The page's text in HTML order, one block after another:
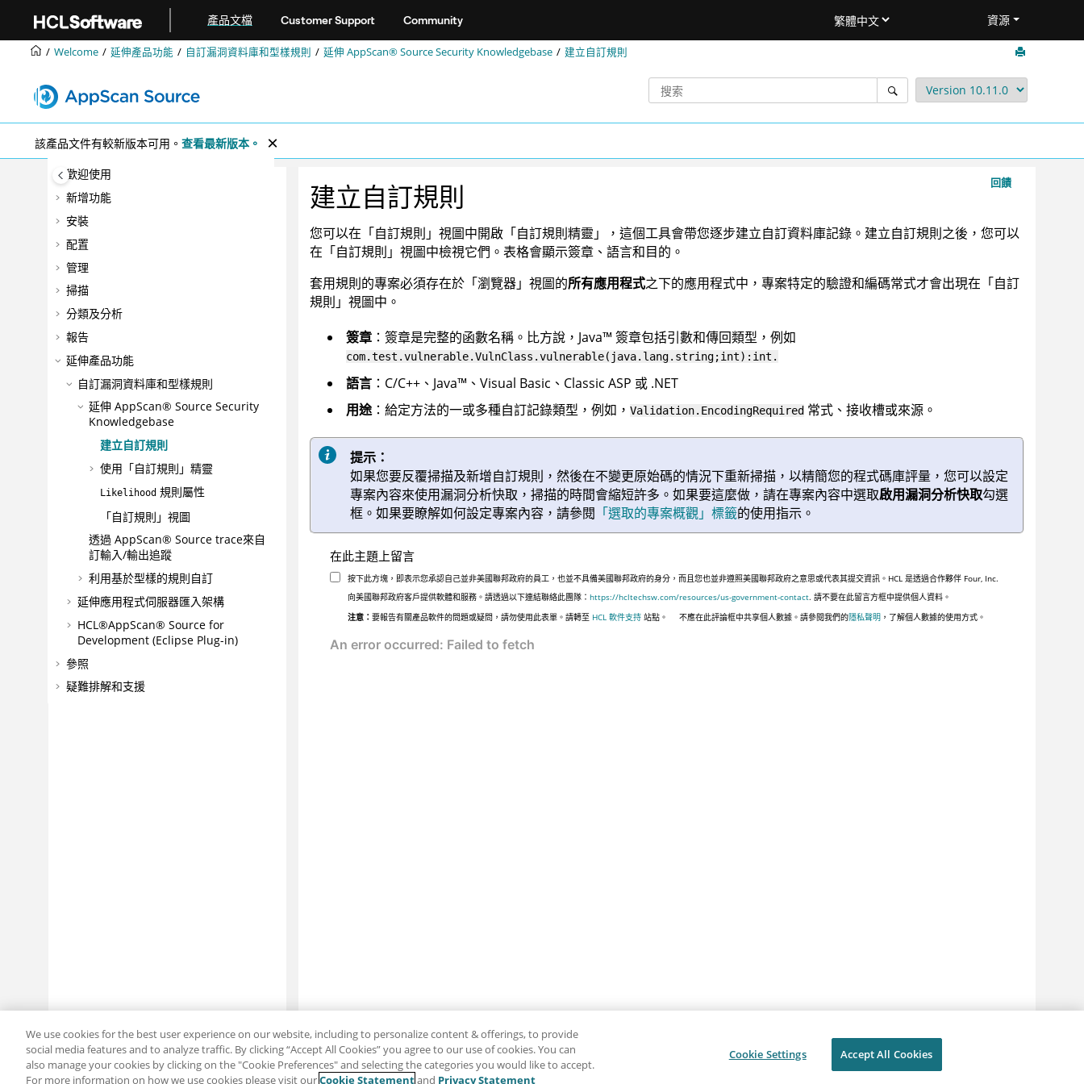
產品文檔 Customer Support Community 資源
Welcome 延伸產品功能 自訂漏洞資料庫和型樣規則 延伸 AppScan® Source Security Knowledgebase 建立自訂規則
該產品文件有較新版本可用。 查看最新版本。
歡迎使用
新增功能
安裝
配置
管理
掃描
分類及分析
報告
延伸產品功能
自訂漏洞資料庫和型樣規則
延伸 AppScan® Source Security
Knowledgebase
建立自訂規則
使用「自訂規則」精靈
Likelihood 規則屬性
「自訂規則」視圖
透過 AppScan® Source trace來自
訂輸入/輸出追蹤
利用基於型樣的規則自訂
延伸應用程式伺服器匯入架構
HCL®AppScan® Source for
Development (Eclipse Plug-in)
參照
疑難排解和支援
回饋
建立自訂規則
您可以在「自訂規則」視圖中開啟「自訂規則精靈」，這個工具會帶您逐步建立自訂資料庫記錄。建立自訂規則之後，您可以
在「自訂規則」視圖中檢視它們。表格會顯示簽章、語言和目的。
套用規則的專案必須存在於「瀏覽器」視圖的所有應用程式之下的應用程式中，專案特定的驗證和編碼常式才會出現在「自訂
規則」視圖中。
簽章：簽章是完整的函數名稱。比方說， Java™ 簽章包括引數和傳回類型，例如
com.test.vulnerable.VulnClass.vulnerable(java.lang.string;int):int.
語言：C/C++、 Java™ 、Visual Basic、Classic ASP 或 .NET
用途：給定方法的一或多種自訂記錄類型，例如， Validation.EncodingRequired常式、接收槽或來源。
提示：
如果您要反覆掃描及新增自訂規則，然後在不變更原始碼的情況下重新掃描，以精簡您的程式碼庫評量，您可以設定
專案內容來使用漏洞分析快取，掃描的時間會縮短許多。如果要這麼做，請在專案內容中選取啟用漏洞分析快取勾選
框。如果要瞭解如何設定專案內容，請參閱 「選取的專案概觀」標籤的使用指示。
在此主題上留言
按下此方塊，即表示您承認自己並非美國聯邦政府的員工，也並不具備美國聯邦政府的身分，而且您也並非遵照美國聯邦政府之意思或代表其提交資訊。HCL 是透過合作夥伴 Four, Inc.
向美國聯邦政府客戶提供軟體和服務。請透過以下連結聯絡此團隊：https://hcltechsw.com/resources/us-government-contact. 請不要在此留言方框中提供個人資料。
注意：要報告有關產品軟件的問題或疑問，請勿使用此表單。請轉至 HCL 軟件支持 站點。 不應在此評論框中共享個人數據。請參閱我們的隱私聲明 ，了解個人數據的使用方式。
We use cookies for the best user experience on our website, including to personalize content & offerings, to provide
social media features and to analyze traffic. By clicking “Accept All Cookies” you agree to our use of cookies. You can
also manage your cookies by clicking on the "Cookie Preferences" and selecting the categories you would like to accept.
For more information on how we use cookies please visit ourCookie Statementand Privacy Statement
Cookie Settings Accept All Cookies